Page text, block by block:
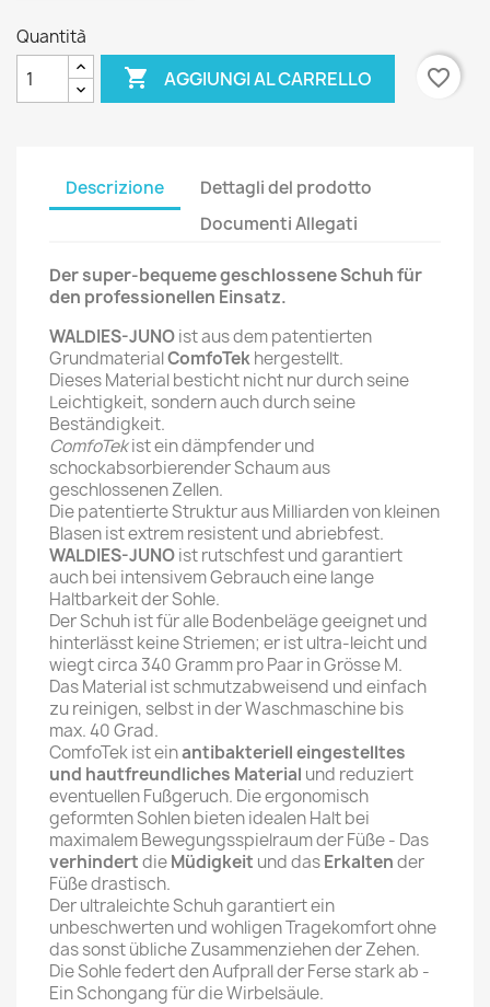
Quantità
 AGGIUNGI AL CARRELLO favorite_border
Descrizione
Dettagli del prodotto
Documenti Allegati
Der super-bequeme geschlossene Schuh für
den professionellen Einsatz.
WALDIES-JUNOist aus dem patentierten
GrundmaterialComfoTekhergestellt.
Dieses Material besticht nicht nur durch seine
Leichtigkeit, sondern auch durch seine
Beständigkeit.
ComfoTekist ein dämpfender und
schockabsorbierender Schaum aus
geschlossenen Zellen.
Die patentierte Struktur aus Milliarden von kleinen
Blasen ist extrem resistent und abriebfest.
WALDIES-JUNOist rutschfest und garantiert
auch bei intensivem Gebrauch eine lange
Haltbarkeit der Sohle.
Der Schuh ist für alle Bodenbeläge geeignet und
hinterlässt keine Striemen; er ist ultra-leicht und
wiegt circa 340 Gramm pro Paar in Grösse M.
Das Material ist schmutzabweisend und einfach
zu reinigen, selbst in der Waschmaschine bis
max. 40 Grad.
ComfoTek ist einantibakteriell eingestelltes
und hautfreundliches Material und reduziert
eventuellen Fußgeruch. Die ergonomisch
geformten Sohlen bieten idealen Halt bei
maximalem Bewegungsspielraum der Füße - Das
verhindertdieMüdigkeit und dasErkaltender
Füße drastisch.
Der ultraleichte Schuh garantiert ein
unbeschwerten und wohligen Tragekomfort ohne
das sonst übliche Zusammenziehen der Zehen.
Die Sohle federt den Aufprall der Ferse stark ab -
Ein Schongang für die Wirbelsäule.